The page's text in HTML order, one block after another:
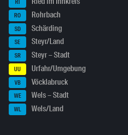
RI
RO Rohrbach
SD Schärding
SE Steyr/Land
SR Steyr – Stadt
UU Urfahr/Umgebung
VB Vöcklabruck
WE Wels – Stadt
WL Wels/Land